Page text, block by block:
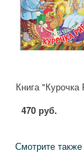
470 руб.
Смотрите также